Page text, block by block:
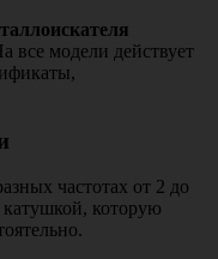
все модели действует
частотах от 2 до
катушкой, которую